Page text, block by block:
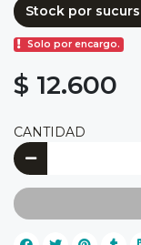
Stock por
Solo por encargo.
$ 12.600
CANTIDAD